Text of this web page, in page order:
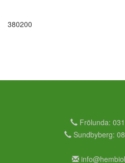
380200
Frölunda:
Sundbyberg: